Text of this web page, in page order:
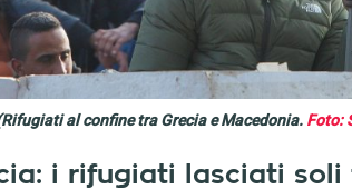
al confine tra Grecia e Macedonia. Foto:
i rifugiati lasciati soli